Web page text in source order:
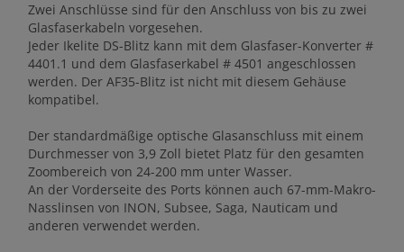
Zwei Anschlüsse sind für den Anschluss von bis zu zwei
Glasfaserkabeln vorgesehen.
Jeder Ikelite DS-Blitz kann mit dem Glasfaser-Konverter #
4401.1 und dem Glasfaserkabel # 4501 angeschlossen
werden. Der AF35-Blitz ist nicht mit diesem Gehäuse
kompatibel.
Der standardmäßige optische Glasanschluss mit einem
Durchmesser von 3,9 Zoll bietet Platz für den gesamten
Zoombereich von 24-200 mm unter Wasser.
An der Vorderseite des Ports können auch 67-mm-Makro-
Nasslinsen von INON, Subsee, Saga, Nauticam und
anderen verwendet werden.